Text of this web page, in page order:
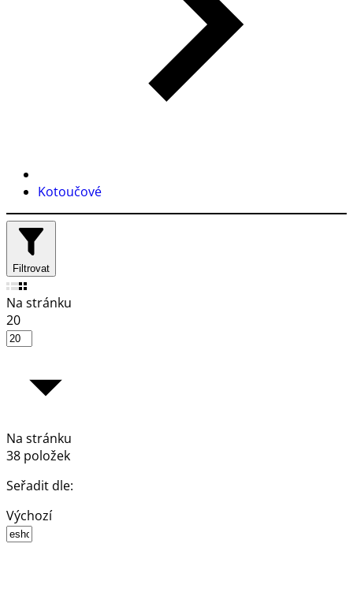
Kotoučové
Filtrovat
Na stránku
20
Na stránku
38 položek
Seřadit dle:
Výchozí